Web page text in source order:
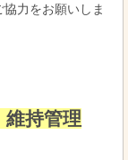
力をお願いしま
持管理